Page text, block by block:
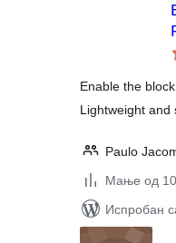
Enable the
Lightweight and
Paulo
Мање од 10
Испробан